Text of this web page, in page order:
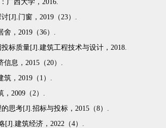
广西大学，2016.
[J].门窗，2019（23）.
，2019（36）.
标质量[J].建筑工程技术与设计，2018.
息，2015（20）.
，2019（1）.
，2009（2）.
思考[J].招标与投标，2015（8）.
[J].建筑经济，2022（4）.